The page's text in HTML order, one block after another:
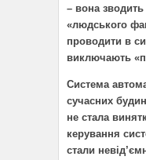
– вона
«людського
проводити в
виключають
Система
сучасних
не стала
керування
стали